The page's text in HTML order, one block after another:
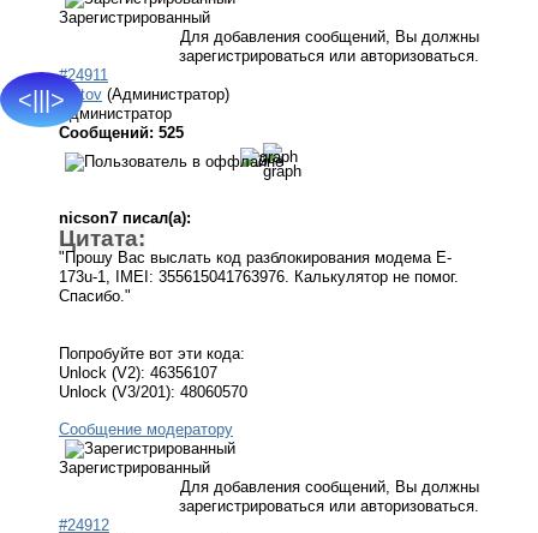
<|||>
Зарегистрированный
Для добавления сообщений, Вы должны
зарегистрироваться или авторизоваться.
#24911
krotov (Администратор)
Администратор
Сообщений: 525
nicson7 писал(а):
Цитата:
"Прошу Вас выслать код разблокирования модема E-
173u-1, IMEI: 355615041763976. Калькулятор не помог.
Спасибо."
Попробуйте вот эти кода:
Unlock (V2): 46356107
Unlock (V3/201): 48060570
Сообщение модератору
Зарегистрированный
Для добавления сообщений, Вы должны
зарегистрироваться или авторизоваться.
#24912